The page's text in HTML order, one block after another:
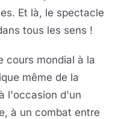
Et là, le spectacle
tous les sens !
cours mondial à la
même de la
l'occasion d'un
à un combat entre